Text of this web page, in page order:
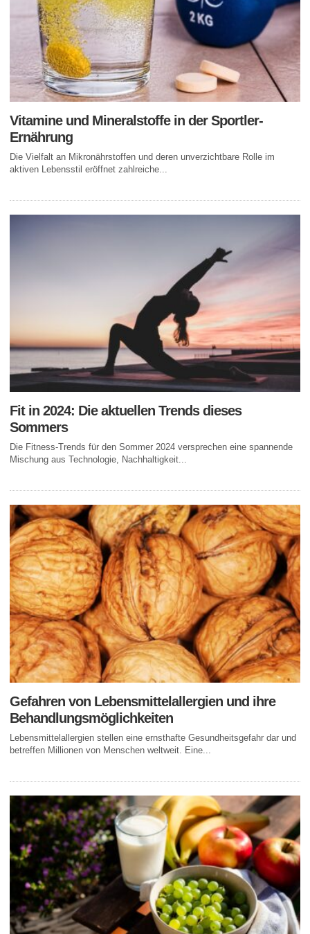
Vitamine und Mineralstoffe in der Sportler-
Ernährung
Die Vielfalt an Mikronährstoffen und deren unverzichtbare Rolle im
aktiven Lebensstil eröffnet zahlreiche...
Fit in 2024: Die aktuellen Trends dieses
Sommers
Die Fitness-Trends für den Sommer 2024 versprechen eine spannende
Mischung aus Technologie, Nachhaltigkeit...
Gefahren von Lebensmittelallergien und ihre
Behandlungsmöglichkeiten
Lebensmittelallergien stellen eine ernsthafte Gesundheitsgefahr dar und
betreffen Millionen von Menschen weltweit. Eine...